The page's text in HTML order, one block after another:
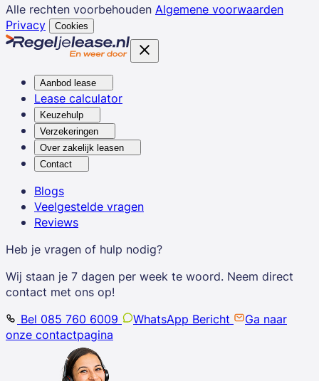
Alle rechten voorbehouden Algemene voorwaarden
Privacy
Cookies
Aanbod lease
Lease calculator
Keuzehulp
Verzekeringen
Over zakelijk leasen
Contact
Blogs
Veelgestelde vragen
Reviews
Heb je vragen of hulp nodig?
Wij staan je 7 dagen per week te woord. Neem direct
contact met ons op!
Bel 085 760 6009
WhatsApp Bericht
Ga naar
onze contactpagina